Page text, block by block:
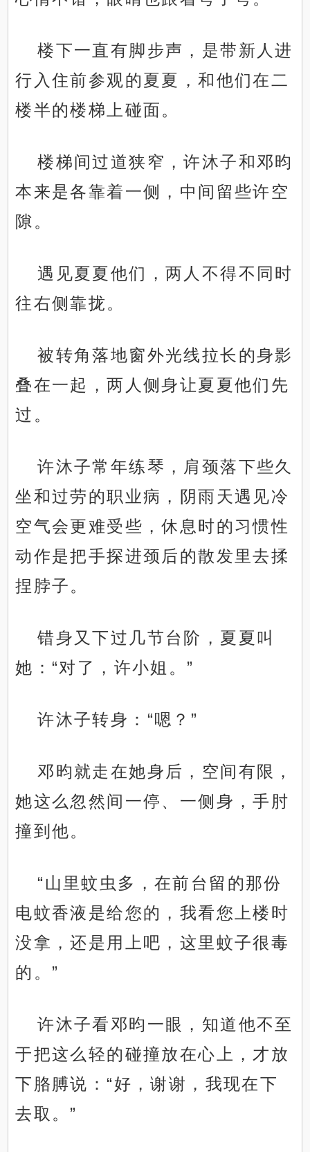
楼下一直有脚步声，是带新人进
行入住前参观的夏夏，和他们在二
楼半的楼梯上碰面。
楼梯间过道狭窄，许沐子和邓昀
本来是各靠着一侧，中间留些许空
隙。
遇见夏夏他们，两人不得不同时
往右侧靠拢。
被转角落地窗外光线拉长的身影
叠在一起，两人侧身让夏夏他们先
过。
许沐子常年练琴，肩颈落下些久
坐和过劳的职业病，阴雨天遇见冷
空气会更难受些，休息时的习惯性
动作是把手探进颈后的散发里去揉
捏脖子。
错身又下过几节台阶，夏夏叫
她：“对了，许小姐。”
许沐子转身：“嗯？”
邓昀就走在她身后，空间有限，
她这么忽然间一停、一侧身，手肘
撞到他。
“山里蚊虫多，在前台留的那份
电蚊香液是给您的，我看您上楼时
没拿，还是用上吧，这里蚊子很毒
的。”
许沐子看邓昀一眼，知道他不至
于把这么轻的碰撞放在心上，才放
下胳膊说：“好，谢谢，我现在下
去取。”